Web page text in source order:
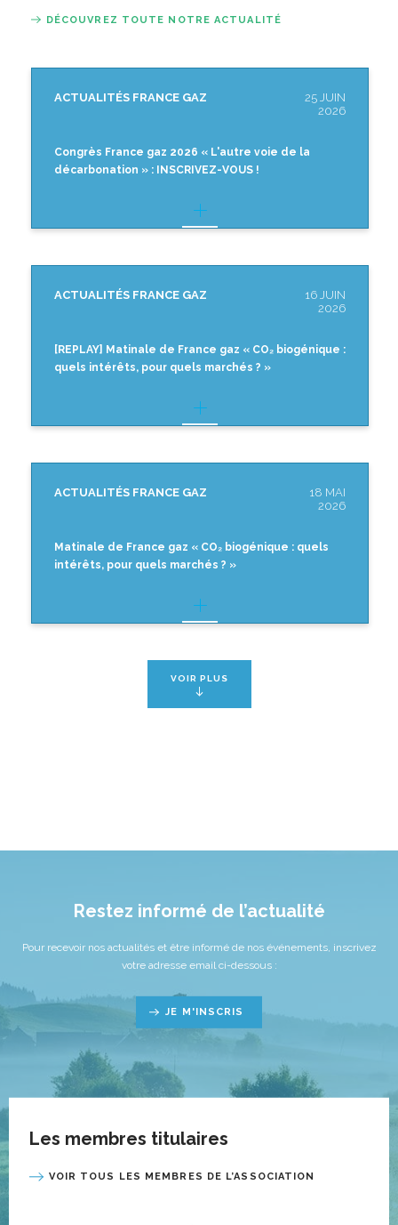
DÉCOUVREZ TOUTE NOTRE ACTUALITÉ
ACTUALITÉS FRANCE GAZ
25 JUIN
2026
Congrès France gaz 2026 « L'autre voie de la
décarbonation » : INSCRIVEZ-VOUS !
ACTUALITÉS FRANCE GAZ
16 JUIN
2026
[REPLAY] Matinale de France gaz « CO₂ biogénique :
quels intérêts, pour quels marchés ? »
ACTUALITÉS FRANCE GAZ
18 MAI
2026
Matinale de France gaz « CO₂ biogénique : quels
intérêts, pour quels marchés ? »
VOIR PLUS
Restez informé de l’actualité
Pour recevoir nos actualités et être informé de nos événements, inscrivez
votre adresse email ci-dessous :
JE M'INSCRIS
Les membres titulaires
VOIR TOUS LES MEMBRES DE L’ASSOCIATION